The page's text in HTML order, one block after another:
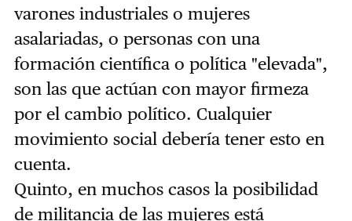
varones industriales o mujeres
asalariadas, o personas con una
formación científica o política "elevada",
son las que actúan con mayor firmeza
por el cambio político. Cualquier
movimiento social debería tener esto en
cuenta.
Quinto, en muchos casos la posibilidad
de militancia de las mujeres está